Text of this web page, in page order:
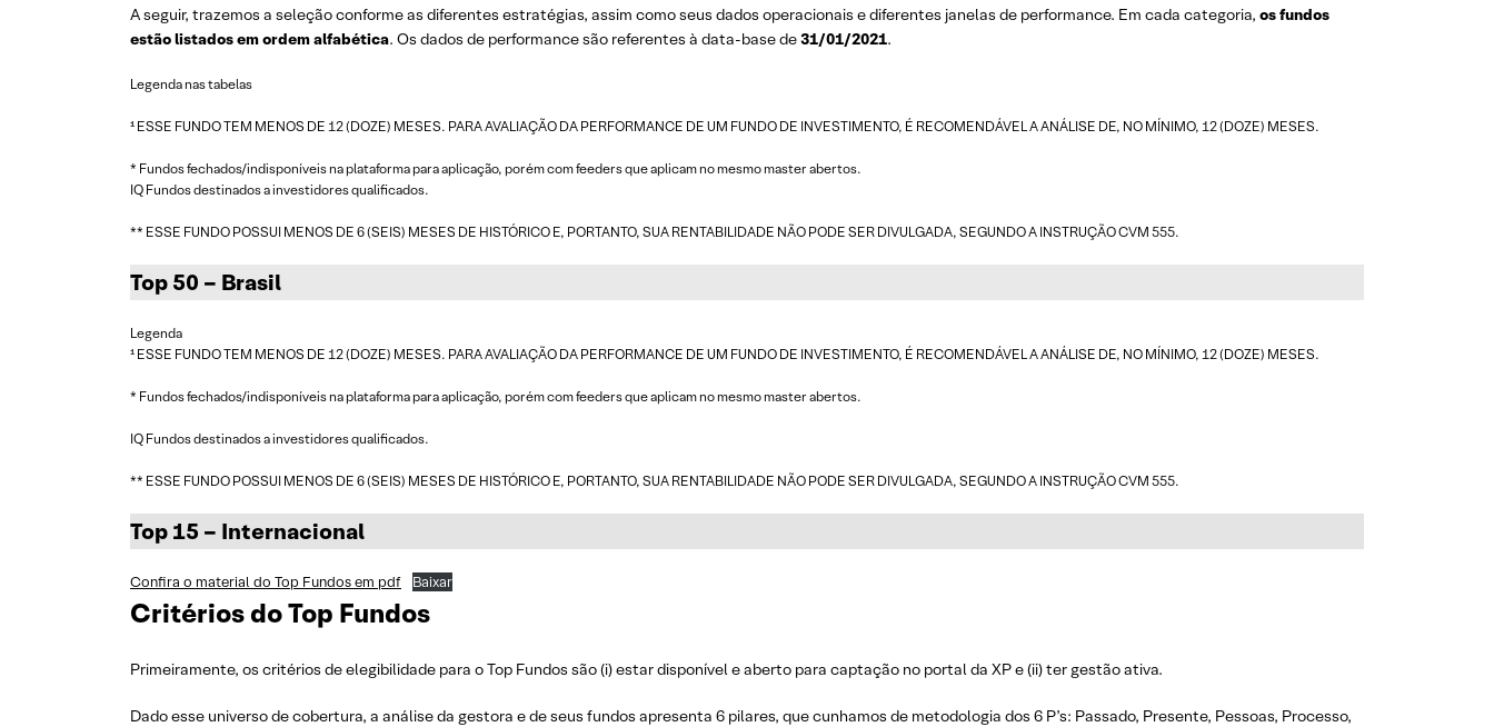
A seguir, trazemos a seleção conforme as diferentes estratégias, assim como seus dados operacionais e diferentes janelas de performance. Em cada categoria, os fundos
estão listados em ordem alfabética. Os dados de performance são referentes à data-base de31/01/2021.
Legenda nas tabelas
¹ ESSE FUNDO TEM MENOS DE 12 (DOZE) MESES. PARA AVALIAÇÃO DA PERFORMANCE DE UM FUNDO DE INVESTIMENTO, É RECOMENDÁVEL A ANÁLISE DE, NO MÍNIMO, 12 (DOZE) MESES.
* Fundos fechados/indisponíveis na plataforma para aplicação, porém com feeders que aplicam no mesmo master abertos.
IQ Fundos destinados a investidores qualificados.
** ESSE FUNDO POSSUI MENOS DE 6 (SEIS) MESES DE HISTÓRICO E, PORTANTO, SUA RENTABILIDADE NÃO PODE SER DIVULGADA, SEGUNDO A INSTRUÇÃO CVM 555.
Top 50 – Brasil
Legenda
¹ ESSE FUNDO TEM MENOS DE 12 (DOZE) MESES. PARA AVALIAÇÃO DA PERFORMANCE DE UM FUNDO DE INVESTIMENTO, É RECOMENDÁVEL A ANÁLISE DE, NO MÍNIMO, 12 (DOZE) MESES.
* Fundos fechados/indisponíveis na plataforma para aplicação, porém com feeders que aplicam no mesmo master abertos.
IQ Fundos destinados a investidores qualificados.
** ESSE FUNDO POSSUI MENOS DE 6 (SEIS) MESES DE HISTÓRICO E, PORTANTO, SUA RENTABILIDADE NÃO PODE SER DIVULGADA, SEGUNDO A INSTRUÇÃO CVM 555.
Top 15 – Internacional
Confira o material do Top Fundos em pdf Baixar
Critérios do Top Fundos
Primeiramente, os critérios de elegibilidade para o Top Fundos são (i) estar disponível e aberto para captação no portal da XP e (ii) ter gestão ativa.
Dado esse universo de cobertura, a análise da gestora e de seus fundos apresenta 6 pilares, que cunhamos de metodologia dos 6 P’s: Passado, Presente, Pessoas, Processo,